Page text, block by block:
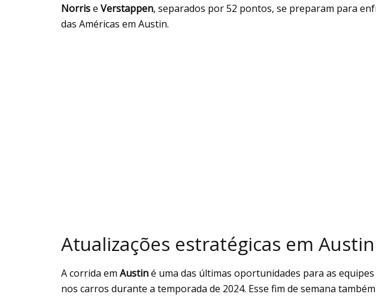
Norrise Verstappen, separados por 52 pontos, se preparam para
das Américas em Austin.
Atualizações estratégicas em Austin
A corrida em Austiné uma das últimas oportunidades para as
nos carros durante a temporada de 2024. Esse fim de semana